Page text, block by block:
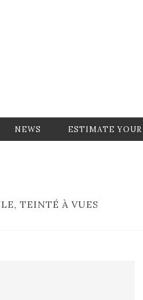
NEWS ESTIMATE
TEINTÉ À VUES